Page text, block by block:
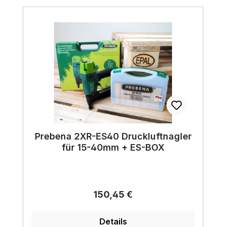
Prebena 2XR-ES40 Druckluftnagler
für 15-40mm + ES-BOX
Regulärer Preis:
150,45 €
Details